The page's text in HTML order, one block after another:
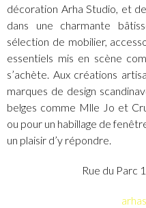
décoration Arha Studio, et
dans une charmante
sélection de mobilier,
essentiels mis en scène
s’achète. Aux créations
marques de design
belges comme Mlle Jo et
ou pour un habillage de
un plaisir d’y répondre.
Rue du Parc